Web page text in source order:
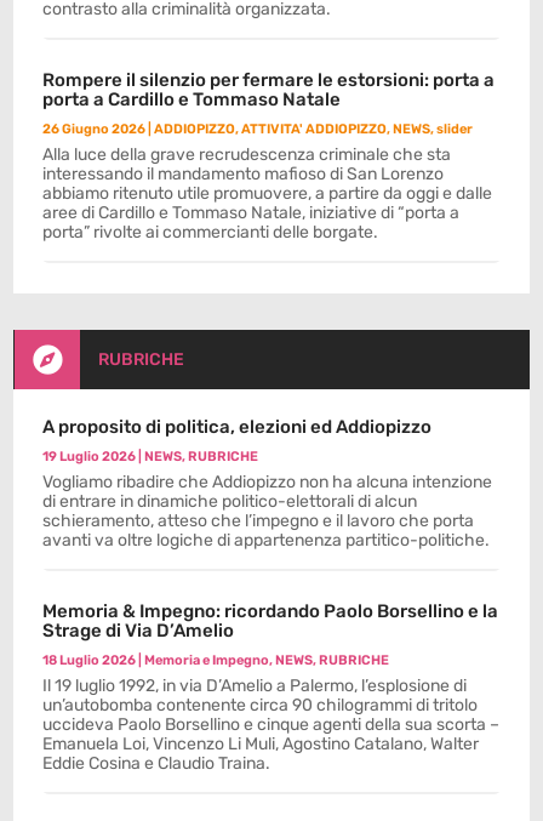
contrasto alla criminalità organizzata.
Rompere il silenzio per fermare le estorsioni: porta a
porta a Cardillo e Tommaso Natale
26 Giugno 2026 |ADDIOPIZZO,ATTIVITA' ADDIOPIZZO,NEWS,slider
Alla luce della grave recrudescenza criminale che sta
interessando il mandamento mafioso di San Lorenzo
abbiamo ritenuto utile promuovere, a partire da oggi e dalle
aree di Cardillo e Tommaso Natale, iniziative di “porta a
porta” rivolte ai commercianti delle borgate.
 RUBRICHE
A proposito di politica, elezioni ed Addiopizzo
19 Luglio 2026 |NEWS,RUBRICHE
Vogliamo ribadire che Addiopizzo non ha alcuna intenzione
di entrare in dinamiche politico-elettorali di alcun
schieramento, atteso che l’impegno e il lavoro che porta
avanti va oltre logiche di appartenenza partitico-politiche.
Memoria & Impegno: ricordando Paolo Borsellino e la
Strage di Via D’Amelio
18 Luglio 2026 |Memoria e Impegno,NEWS,RUBRICHE
Il 19 luglio 1992, in via D’Amelio a Palermo, l’esplosione di
un’autobomba contenente circa 90 chilogrammi di tritolo
uccideva Paolo Borsellino e cinque agenti della sua scorta –
Emanuela Loi, Vincenzo Li Muli, Agostino Catalano, Walter
Eddie Cosina e Claudio Traina.